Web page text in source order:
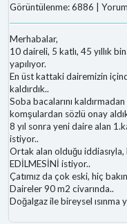
Görüntülenme: 6886 |
Merhabalar,
10 daireli, 5 katlı, 45 yıllık
yapılıyor.
En üst kattaki dairemizin
kaldırdık..
Soba bacalarını
komşulardan sözlü onay
8 yıl sonra yeni daire alan
istiyor..
Ortak alan olduğu
EDİLMESİNİ istiyor..
Çatımız da çok eski, hiç
Daireler 90 m2 civarında..
Doğalgaz ile bireysel ısınma